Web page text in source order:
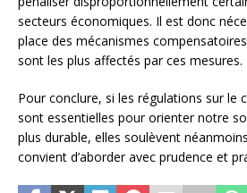
secteurs économiques. Il est donc
place des mécanismes
sont les plus affectés par ces mesures.
Pour conclure, si les régulations sur le
sont essentielles pour orienter notre
plus durable, elles soulèvent
convient d’aborder avec prudence et